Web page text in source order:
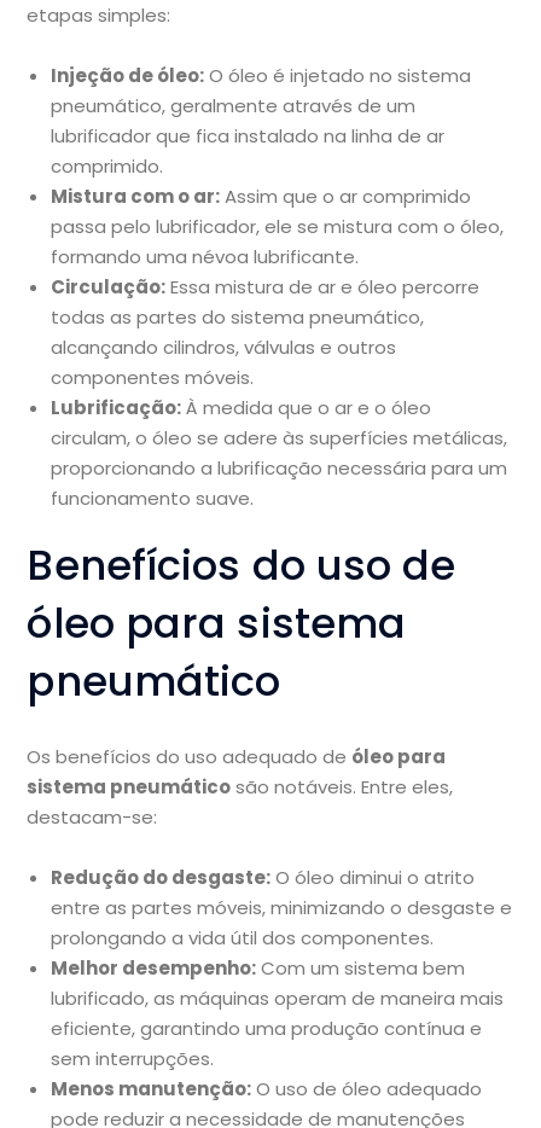
etapas simples:
Injeção de óleo:O óleo é injetado no sistema
pneumático, geralmente através de um
lubrificador que fica instalado na linha de ar
comprimido.
Mistura com o ar:Assim que o ar comprimido
passa pelo lubrificador, ele se mistura com o óleo,
formando uma névoa lubrificante.
Circulação:Essa mistura de ar e óleo percorre
todas as partes do sistema pneumático,
alcançando cilindros, válvulas e outros
componentes móveis.
Lubrificação:À medida que o ar e o óleo
circulam, o óleo se adere às superfícies metálicas,
proporcionando a lubrificação necessária para um
funcionamento suave.
Benefícios do uso de
óleo para sistema
pneumático
Os benefícios do uso adequado de óleo para
sistema pneumáticosão notáveis. Entre eles,
destacam-se:
Redução do desgaste:O óleo diminui o atrito
entre as partes móveis, minimizando o desgaste e
prolongando a vida útil dos componentes.
Melhor desempenho:Com um sistema bem
lubrificado, as máquinas operam de maneira mais
eficiente, garantindo uma produção contínua e
sem interrupções.
Menos manutenção:O uso de óleo adequado
pode reduzir a necessidade de manutenções